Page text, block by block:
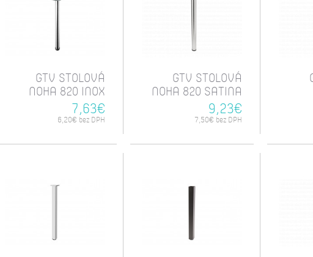
GTV STOLOVÁ
NOHA 820 INOX
7,63€
6,20€ bez DPH
GTV STOLOVÁ
NOHA 820 SATINA
9,23€
7,50€ bez DPH